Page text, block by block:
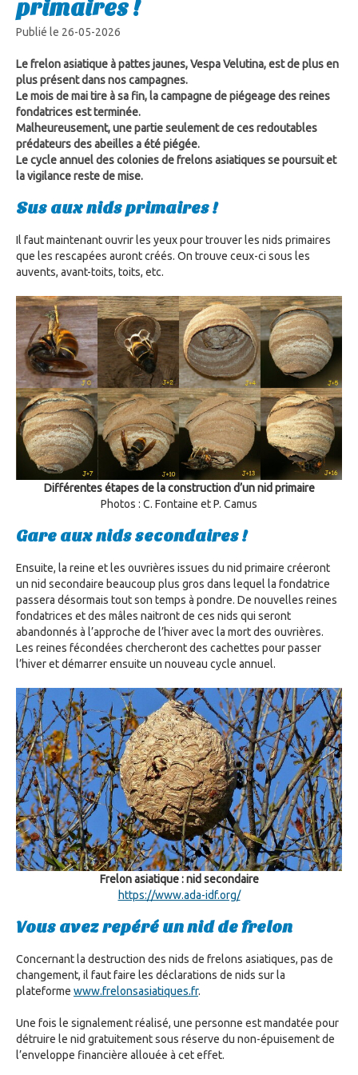
primaires !
Publié le 26-05-2026
Le frelon asiatique à pattes jaunes, Vespa Velutina, est de plus en
plus présent dans nos campagnes.
Le mois de mai tire à sa fin, la campagne de piégeage des reines
fondatrices est terminée.
Malheureusement, une partie seulement de ces redoutables
prédateurs des abeilles a été piégée.
Le cycle annuel des colonies de frelons asiatiques se poursuit et
la vigilance reste de mise.
Sus aux nids primaires !
Il faut maintenant ouvrir les yeux pour trouver les nids primaires
que les rescapées auront créés. On trouve ceux-ci sous les
auvents, avant-toits, toits, etc.
Différentes étapes de la construction d’un nid primaire
Photos : C. Fontaine et P. Camus
Gare aux nids secondaires !
Ensuite, la reine et les ouvrières issues du nid primaire créeront
un nid secondaire beaucoup plus gros dans lequel la fondatrice
passera désormais tout son temps à pondre. De nouvelles reines
fondatrices et des mâles naitront de ces nids qui seront
abandonnés à l’approche de l’hiver avec la mort des ouvrières.
Les reines fécondées chercheront des cachettes pour passer
l’hiver et démarrer ensuite un nouveau cycle annuel.
Frelon asiatique : nid secondaire
https://www.ada-idf.org/
Vous avez repéré un nid de frelon
Concernant la destruction des nids de frelons asiatiques, pas de
changement, il faut faire les déclarations de nids sur la
plateforme www.frelonsasiatiques.fr.
Une fois le signalement réalisé, une personne est mandatée pour
détruire le nid gratuitement sous réserve du non-épuisement de
l’enveloppe financière allouée à cet effet.